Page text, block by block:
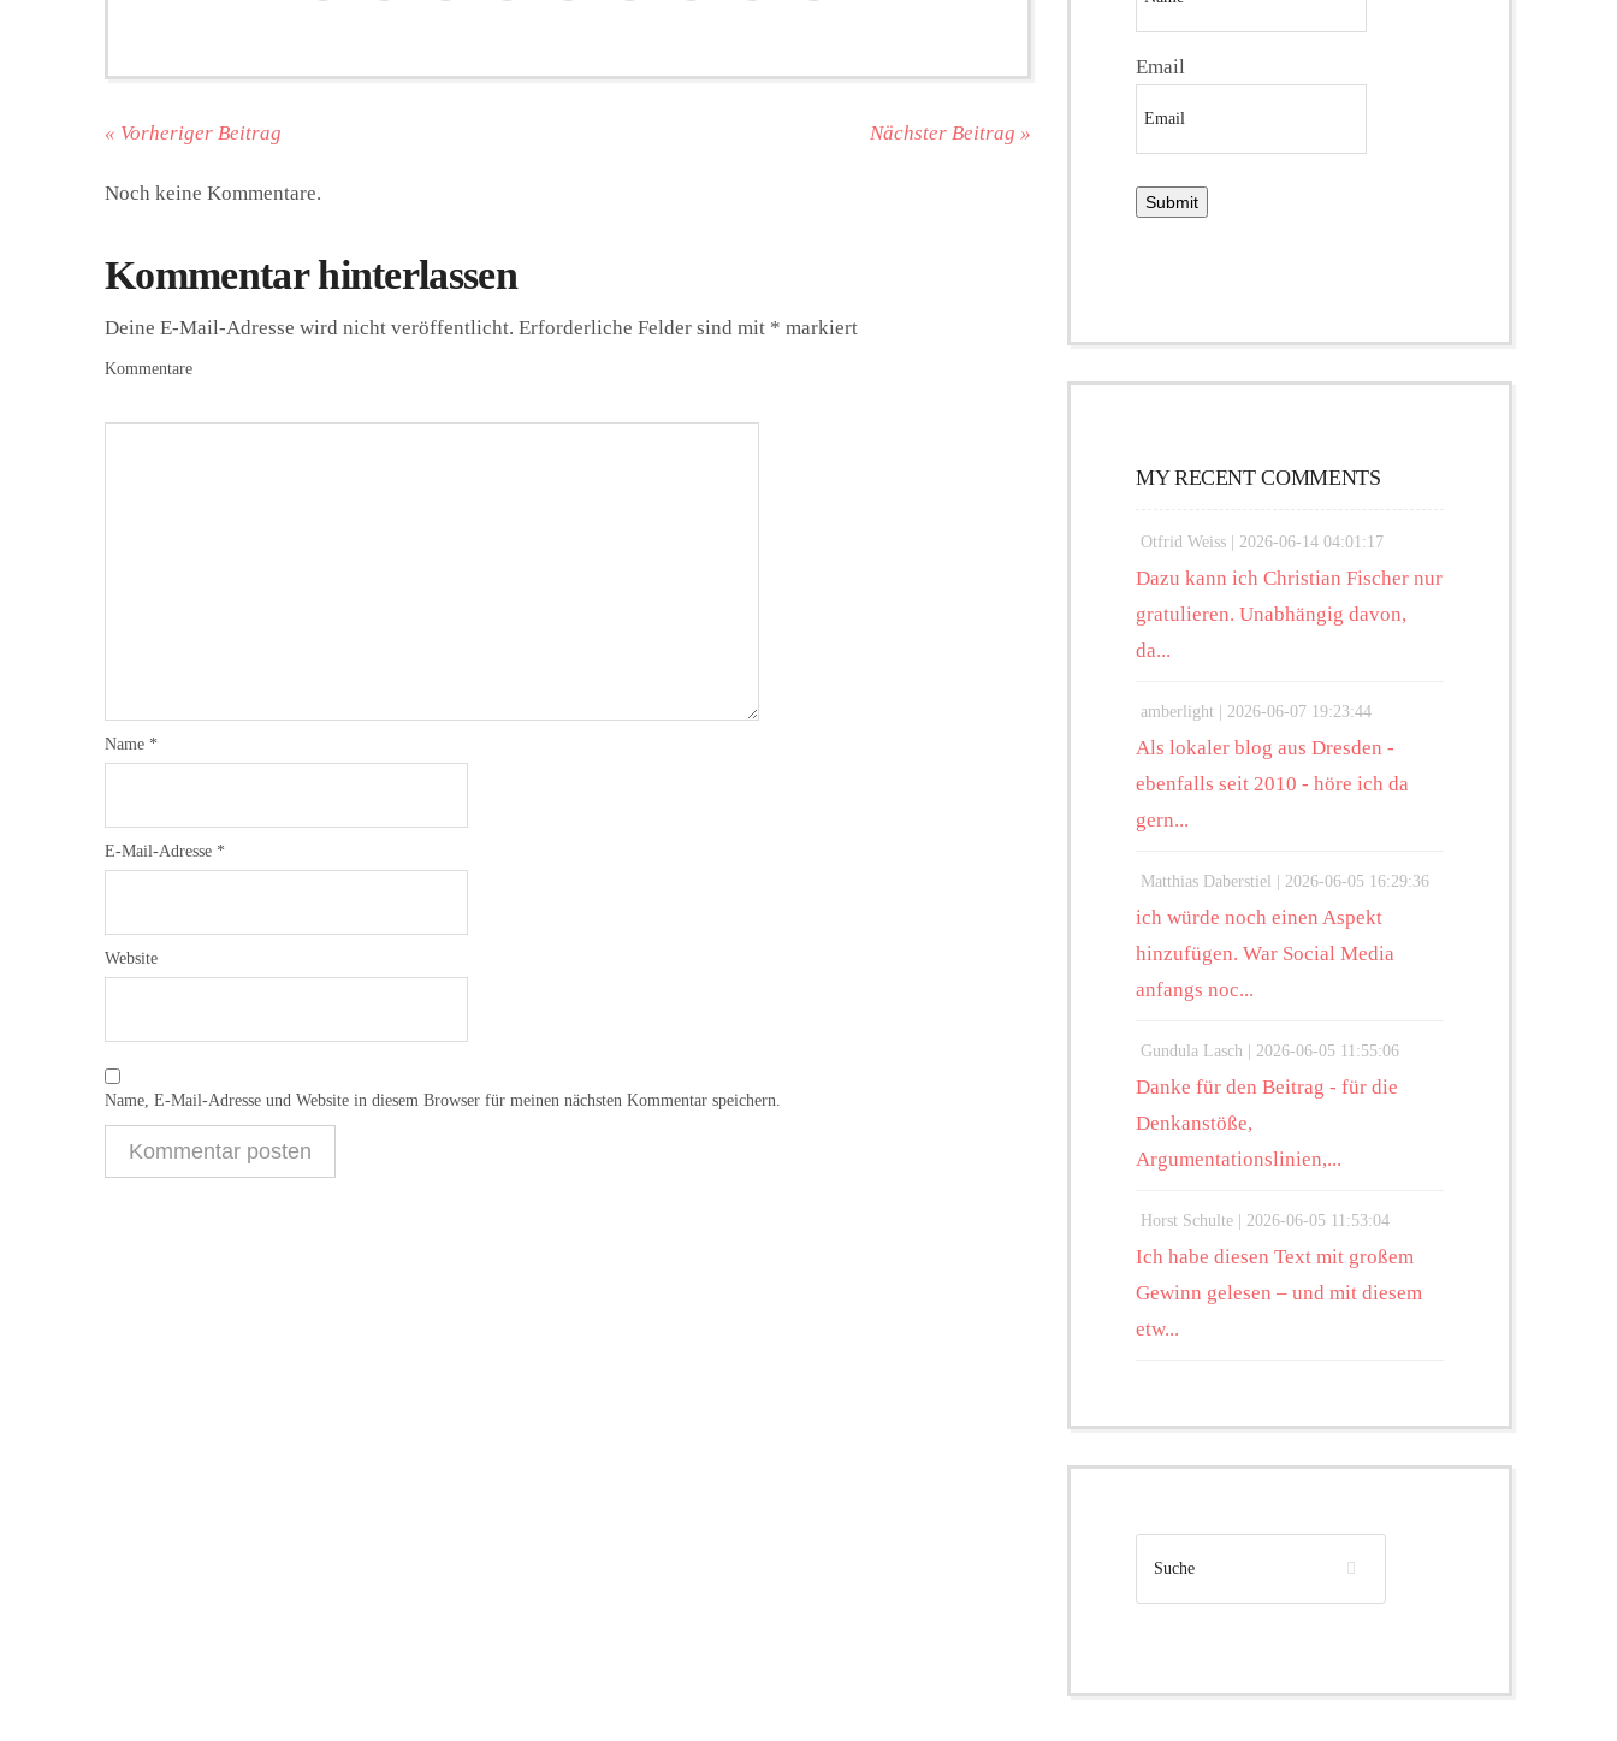
« Vorheriger Beitrag Nächster Beitrag »
Noch keine Kommentare.
Kommentar hinterlassen
Deine E-Mail-Adresse wird nicht veröffentlicht. Erforderliche Felder sind mit * markiert
Kommentare
Name *
E-Mail-Adresse *
Website
Name, E-Mail-Adresse und Website in diesem Browser für meinen nächsten Kommentar speichern.
Email
MY RECENT COMMENTS
Otfrid Weiss | 2026-06-14 04:01:17
Dazu kann ich Christian Fischer nur
gratulieren. Unabhängig davon,
da...
amberlight | 2026-06-07 19:23:44
Als lokaler blog aus Dresden -
ebenfalls seit 2010 - höre ich da
gern...
Matthias Daberstiel | 2026-06-05 16:29:36
ich würde noch einen Aspekt
hinzufügen. War Social Media
anfangs noc...
Gundula Lasch | 2026-06-05 11:55:06
Danke für den Beitrag - für die
Denkanstöße,
Argumentationslinien,...
Horst Schulte | 2026-06-05 11:53:04
Ich habe diesen Text mit großem
Gewinn gelesen – und mit diesem
etw...